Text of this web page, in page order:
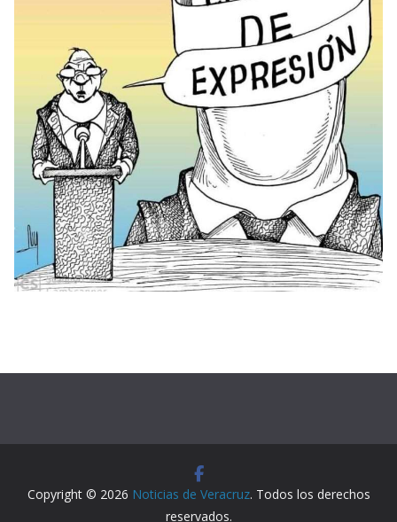
Copyright © 2026 Noticias de Veracruz. Todos los derechos
reservados.